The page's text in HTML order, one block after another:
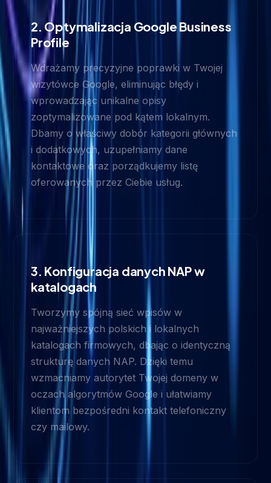
2. Optymalizacja Google Business
Profile
Wdrażamy precyzyjne poprawki w Twojej
wizytówce Google, eliminując błędy i
wprowadzając unikalne opisy
zoptymalizowane pod kątem lokalnym.
Dbamy o właściwy dobór kategorii głównych
i dodatkowych, uzupełniamy dane
kontaktowe oraz porządkujemy listę
oferowanych przez Ciebie usług.
3. Konfiguracja danych NAP w
katalogach
Tworzymy spójną sieć wpisów w
najważniejszych polskich i lokalnych
katalogach firmowych, dbając o identyczną
strukturę danych NAP. Dzięki temu
wzmacniamy autorytet Twojej domeny w
oczach algorytmów Google i ułatwiamy
klientom bezpośredni kontakt telefoniczny
czy mailowy.